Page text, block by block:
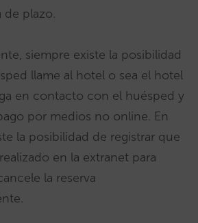
de plazo.
siempre existe la posibilidad
llame al hotel o sea el hotel
en contacto con el huésped y
por medios no online. En
la posibilidad de registrar que
en la extranet para
la reserva